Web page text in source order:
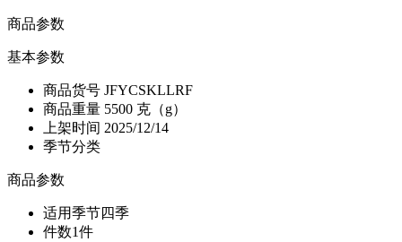
商品参数
基本参数
商品货号 JFYCSKLLRF
商品重量 5500 克（g）
上架时间 2025/12/14
季节分类
商品参数
适用季节四季
件数1件